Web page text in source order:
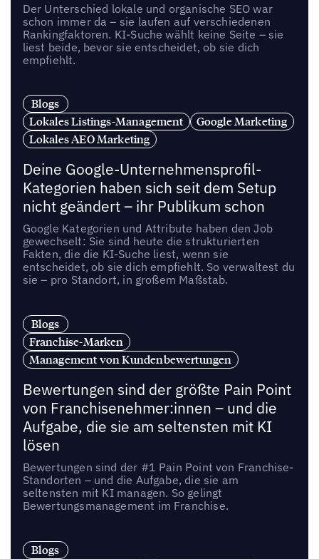
Der Unterschied lokale und organische SEO war
schon immer da – sie laufen auf verschiedenen
Rankingfaktoren. KI-Suche wählt keine Seite – sie
liest beide, bevor sie entscheidet, ob sie dich
empfiehlt.
Blogs
Lokales Listings-Management
Google Marketing
Lokales AEO Marketing
Deine Google-Unternehmensprofil-
Kategorien haben sich seit dem Setup
nicht geändert – ihr Publikum schon
Google Kategorien und Attribute haben den Job
gewechselt: Sie sind heute die strukturierten
Fakten, die die KI-Suche liest, wenn sie
entscheidet, ob sie dich empfiehlt. So verwaltest du
sie – pro Standort, in großem Maßstab.
Blogs
Franchise-Marken
Management von Kundenbewertungen
Bewertungen sind der größte Pain Point
von Franchisenehmer:innen – und die
Aufgabe, die sie am seltensten mit KI
lösen
Bewertungen sind der #1 Pain Point von Franchise-
Standorten – und die Aufgabe, die sie am
seltensten mit KI managen. So gelingt
Bewertungsmanagement im Franchise.
Blogs